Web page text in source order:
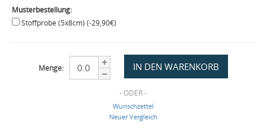
Musterbestellung:
Stoffprobe (5x8cm) (-29,90€)
Menge:
- ODER -
Wunschzettel
Neuer Vergleich